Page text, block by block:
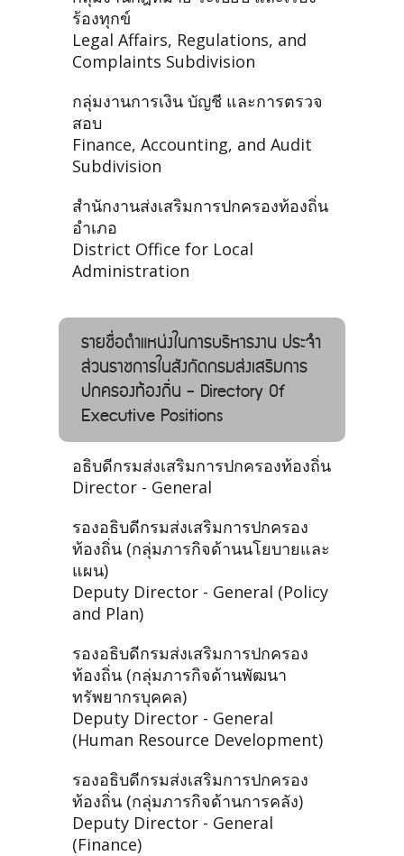
ร้องทุกข์
Legal Affairs, Regulations, and
Complaints Subdivision
กลุ่มงานการเงิน บัญชี และการตรวจ
สอบ
Finance, Accounting, and Audit
Subdivision
สำนักงานส่งเสริมการปกครองท้องถิ่น
อำเภอ
District Office for Local
Administration
รายชื่อตำแหน่งในการบริหารงาน ประจำ
ส่วนราชการในสังกัดกรมส่งเสริมการ
ปกครองท้องถิ่น - Directory Of
Executive Positions
อธิบดีกรมส่งเสริมการปกครองท้องถิ่น
Director - General
รองอธิบดีกรมส่งเสริมการปกครอง
ท้องถิ่น (กลุ่มภารกิจด้านนโยบายและ
แผน)
Deputy Director - General (Policy
and Plan)
รองอธิบดีกรมส่งเสริมการปกครอง
ท้องถิ่น (กลุ่มภารกิจด้านพัฒนา
ทรัพยากรบุคคล)
Deputy Director - General
(Human Resource Development)
รองอธิบดีกรมส่งเสริมการปกครอง
ท้องถิ่น (กลุ่มภารกิจด้านการคลัง)
Deputy Director - General
(Finance)